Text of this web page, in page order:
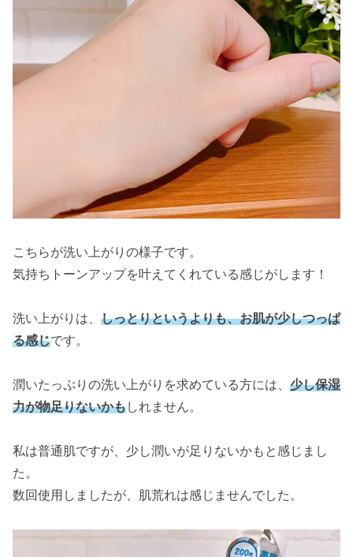
こちらが洗い上がりの様子です。
気持ちトーンアップを叶えてくれている感じがします！
洗い上がりは、 しっとりというよりも、お肌が少しつっぱ
る感じです。
潤いたっぷりの洗い上がりを求めている方には、 少し保湿
力が物足りないかもしれません。
私は普通肌ですが、少し潤いが足りないかもと感じまし
た。
数回使用しましたが、肌荒れは感じませんでした。